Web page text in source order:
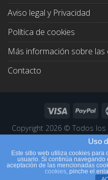
Aviso legal y Privacidad
Política de cookies
Más información sobre las
Contacto
Copyright 2026 © Todos
Uso
Este sitio web utiliza cookies
usuario. Si continúa
aceptación de las mencionadas
cookies, pinche el